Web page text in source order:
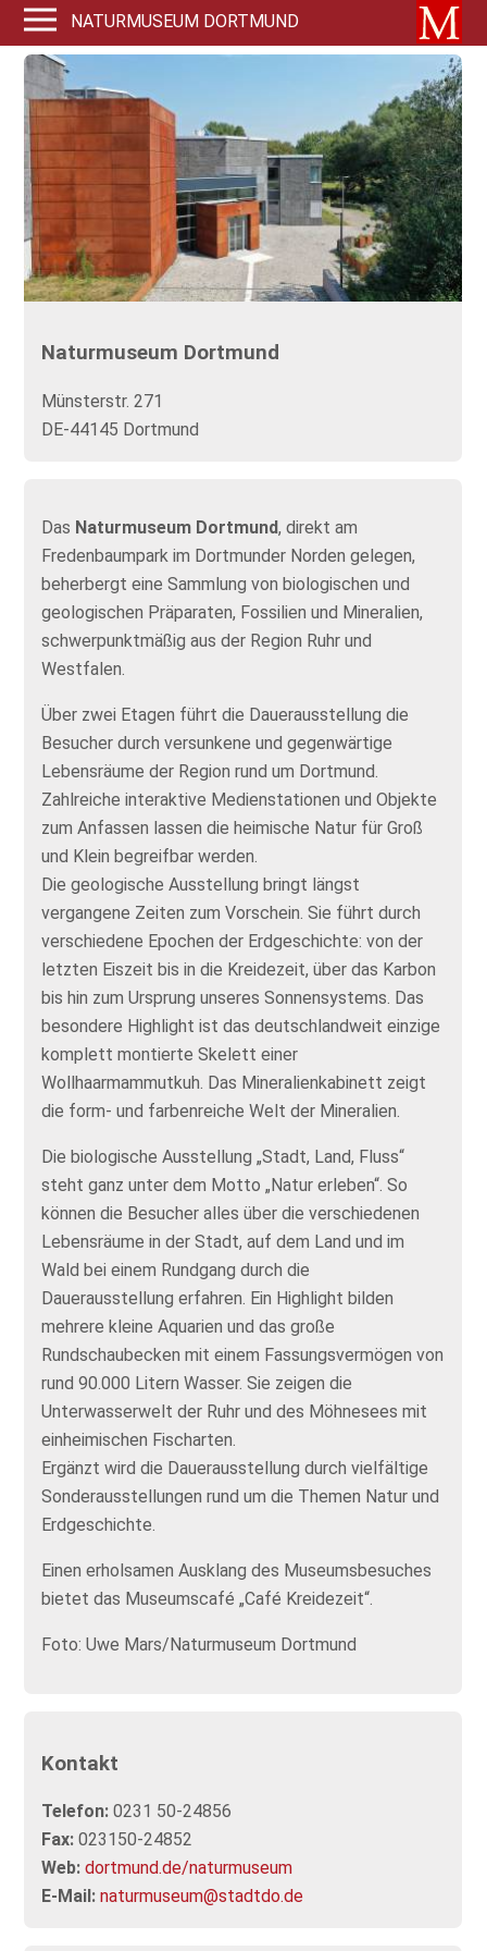
NATURMUSEUM DORTMUND
Naturmuseum Dortmund
Münsterstr. 271
DE-44145 Dortmund
Das Naturmuseum Dortmund, direkt am
Fredenbaumpark im Dortmunder Norden gelegen,
beherbergt eine Sammlung von biologischen und
geologischen Präparaten, Fossilien und Mineralien,
schwerpunktmäßig aus der Region Ruhr und
Westfalen.
Über zwei Etagen führt die Dauerausstellung die
Besucher durch versunkene und gegenwärtige
Lebensräume der Region rund um Dortmund.
Zahlreiche interaktive Medienstationen und Objekte
zum Anfassen lassen die heimische Natur für Groß
und Klein begreifbar werden.
Die geologische Ausstellung bringt längst
vergangene Zeiten zum Vorschein. Sie führt durch
verschiedene Epochen der Erdgeschichte: von der
letzten Eiszeit bis in die Kreidezeit, über das Karbon
bis hin zum Ursprung unseres Sonnensystems. Das
besondere Highlight ist das deutschlandweit einzige
komplett montierte Skelett einer
Wollhaarmammutkuh. Das Mineralienkabinett zeigt
die form- und farbenreiche Welt der Mineralien.
Die biologische Ausstellung „Stadt, Land, Fluss“
steht ganz unter dem Motto „Natur erleben“. So
können die Besucher alles über die verschiedenen
Lebensräume in der Stadt, auf dem Land und im
Wald bei einem Rundgang durch die
Dauerausstellung erfahren. Ein Highlight bilden
mehrere kleine Aquarien und das große
Rundschaubecken mit einem Fassungsvermögen von
rund 90.000 Litern Wasser. Sie zeigen die
Unterwasserwelt der Ruhr und des Möhnesees mit
einheimischen Fischarten.
Ergänzt wird die Dauerausstellung durch vielfältige
Sonderausstellungen rund um die Themen Natur und
Erdgeschichte.
Einen erholsamen Ausklang des Museumsbesuches
bietet das Museumscafé „Café Kreidezeit“.
Foto: Uwe Mars/Naturmuseum Dortmund
Kontakt
Telefon: 0231 50-24856
Fax: 023150-24852
Web: dortmund.de/naturmuseum
E-Mail: naturmuseum@stadtdo.de